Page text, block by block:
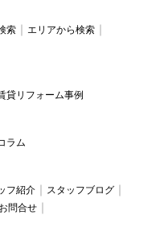
索
エリアから検索
貸リフォーム事例
ラム
フ紹介
スタッフブログ
お問合せ